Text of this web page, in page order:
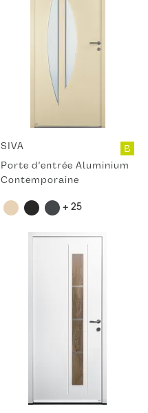
SIVA
Porte d'entrée Aluminium
Contemporaine
B
+ 25